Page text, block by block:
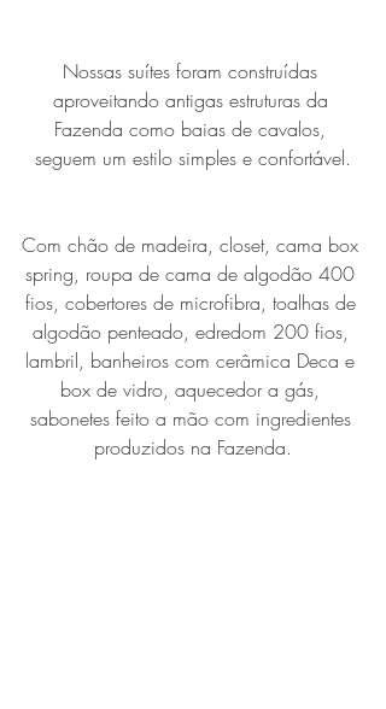
Nossas suítes foram construídas
aproveitando antigas estruturas da
Fazenda como baias de cavalos,
seguem um estilo simples e confortável.
Com chão de madeira, closet, cama box
spring, roupa de cama de algodão 400
fios, cobertores de microfibra, toalhas de
algodão penteado, edredom 200 fios,
lambril, banheiros com cerâmica Deca e
box de vidro, aquecedor a gás,
sabonetes feito a mão com ingredientes
produzidos na Fazenda.